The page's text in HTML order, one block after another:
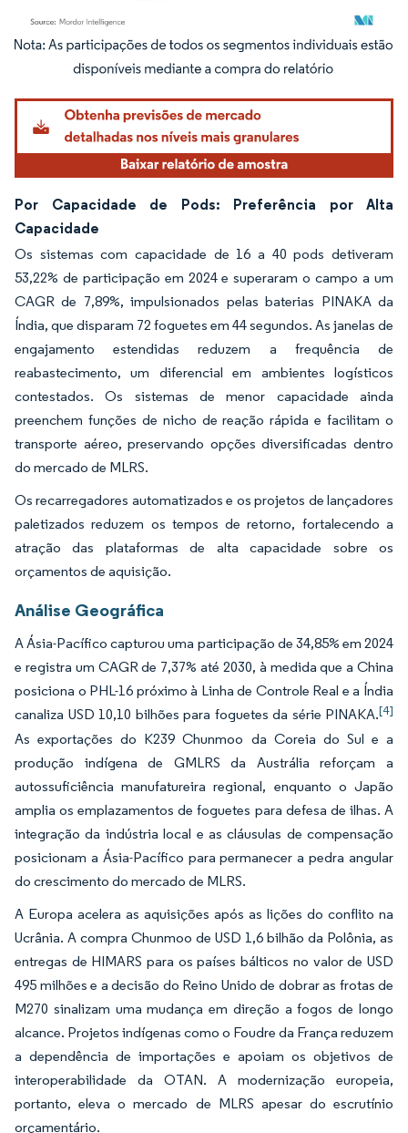
Imagem © Mordor Intelligence. O reuso requer atribuição conforme CC BY 4.0.
Por Capacidade de Pods: Preferência por Alta
Capacidade
Os sistemas com capacidade de 16 a 40 pods detiveram
53,22% de participação em 2024 e superaram o campo a um
CAGR de 7,89%, impulsionados pelas baterias PINAKA da
Índia, que disparam 72 foguetes em 44 segundos. As janelas de
engajamento estendidas reduzem a frequência de
reabastecimento, um diferencial em ambientes logísticos
contestados. Os sistemas de menor capacidade ainda
preenchem funções de nicho de reação rápida e facilitam o
transporte aéreo, preservando opções diversificadas dentro
do mercado de MLRS.
Os recarregadores automatizados e os projetos de lançadores
paletizados reduzem os tempos de retorno, fortalecendo a
atração das plataformas de alta capacidade sobre os
orçamentos de aquisição.
Análise Geográfica
A Ásia-Pacífico capturou uma participação de 34,85% em 2024
e registra um CAGR de 7,37% até 2030, à medida que a China
posiciona o PHL-16 próximo à Linha de Controle Real e a Índia
canaliza USD 10,10 bilhões para foguetes da série PINAKA.[4]
As exportações do K239 Chunmoo da Coreia do Sul e a
produção indígena de GMLRS da Austrália reforçam a
autossuficiência manufatureira regional, enquanto o Japão
amplia os emplazamentos de foguetes para defesa de ilhas. A
integração da indústria local e as cláusulas de compensação
posicionam a Ásia-Pacífico para permanecer a pedra angular
do crescimento do mercado de MLRS.
A Europa acelera as aquisições após as lições do conflito na
Ucrânia. A compra Chunmoo de USD 1,6 bilhão da Polônia, as
entregas de HIMARS para os países bálticos no valor de USD
495 milhões e a decisão do Reino Unido de dobrar as frotas de
M270 sinalizam uma mudança em direção a fogos de longo
alcance. Projetos indígenas como o Foudre da França reduzem
a dependência de importações e apoiam os objetivos de
interoperabilidade da OTAN. A modernização europeia,
portanto, eleva o mercado de MLRS apesar do escrutínio
orçamentário.